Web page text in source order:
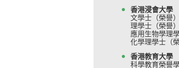
香港浸會大學
文學士（榮譽）
理學士（榮譽）
應用生物學理
化學理學士（榮
香港教育大學
科學教育榮譽